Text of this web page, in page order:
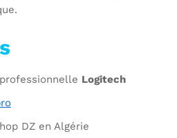
Logitech
DZ en Algérie